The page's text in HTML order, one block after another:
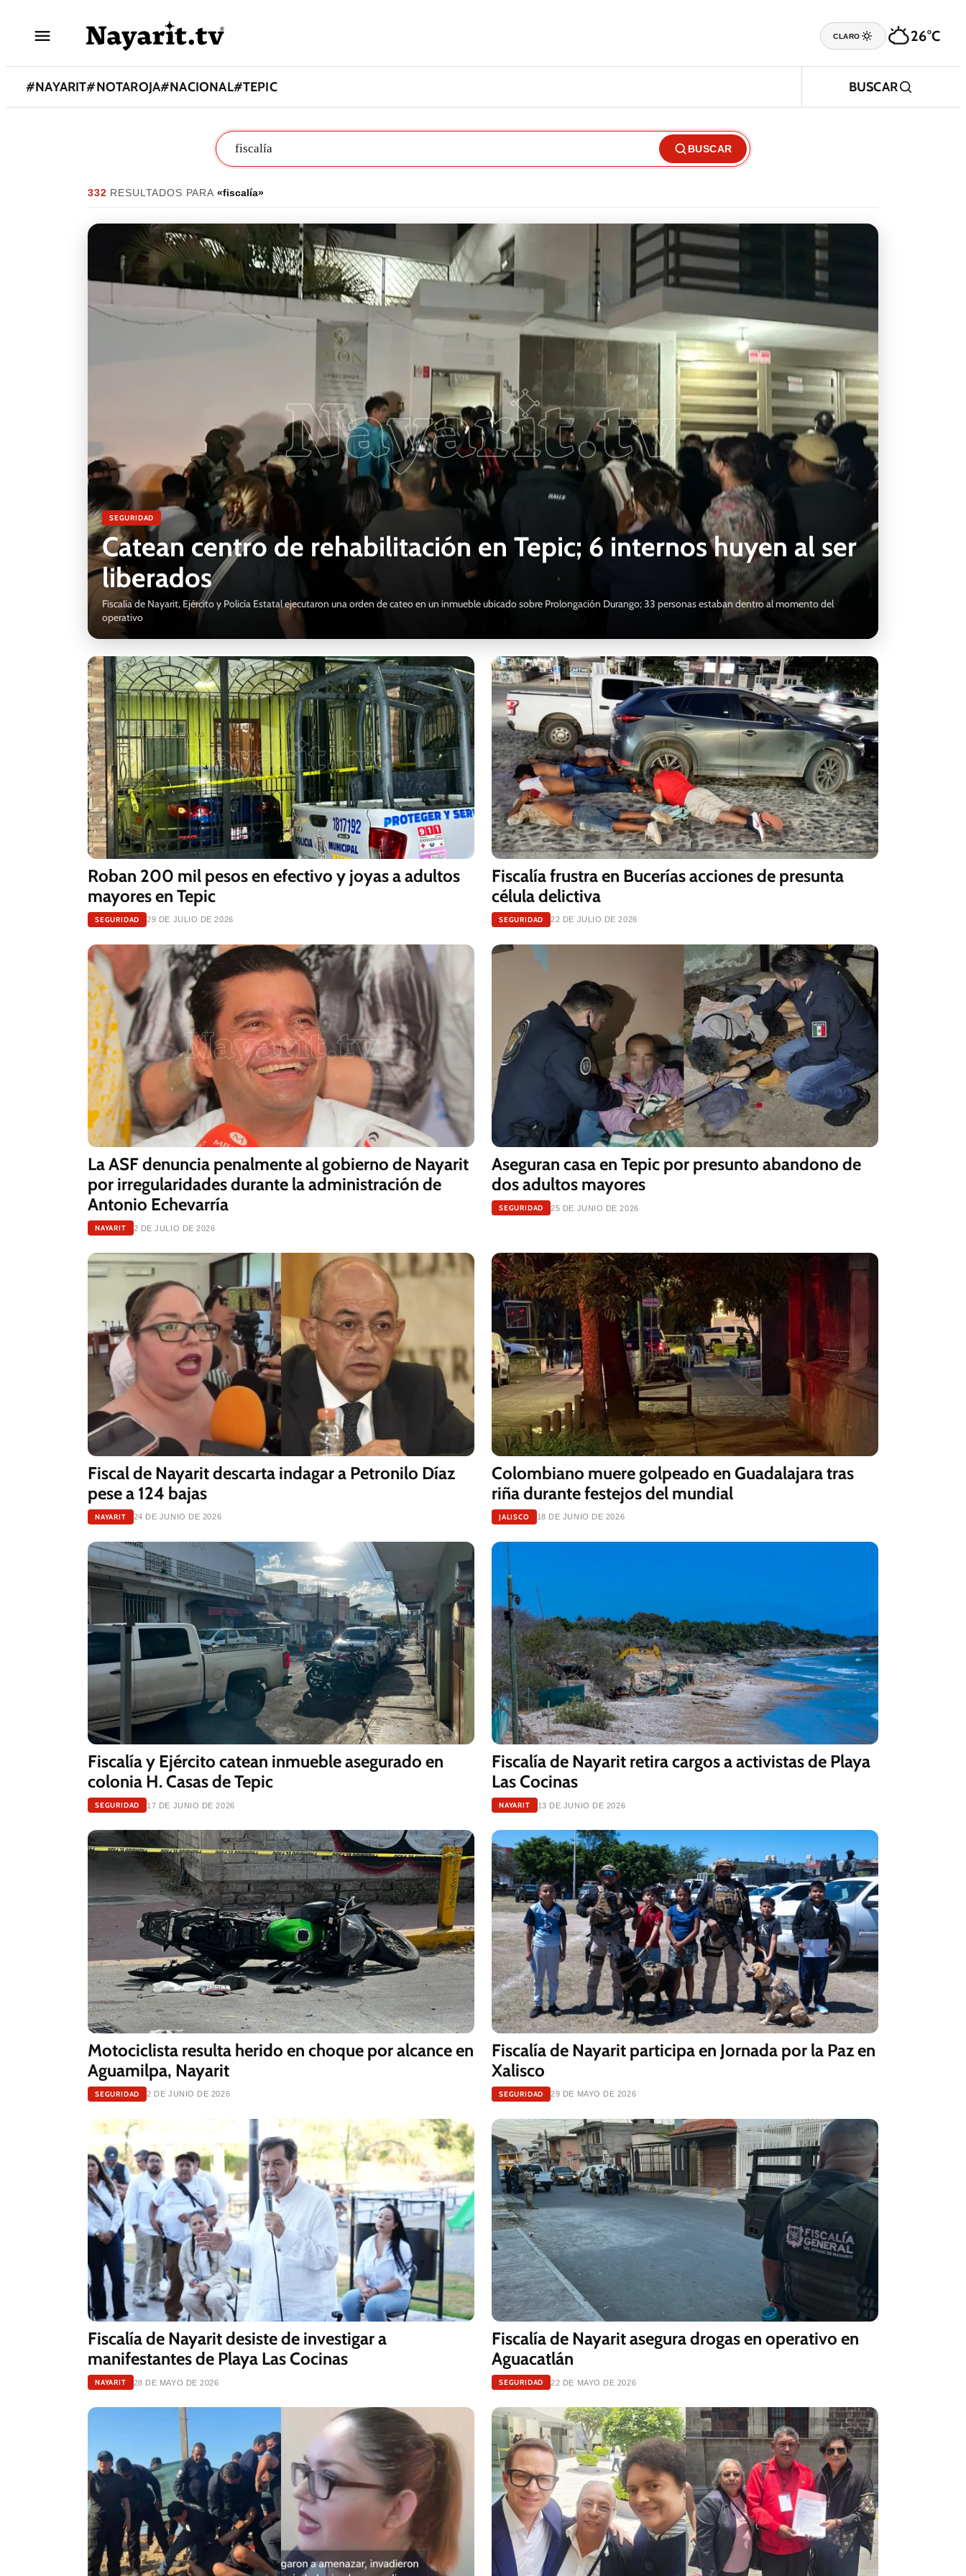
CLARO 26°C
#NAYARIT#NOTAROJA#NACIONAL#TEPIC BUSCAR
BUSCAR
332 RESULTADOS PARA «fiscalía»
SEGURIDAD
Catean centro de rehabilitación en Tepic; 6 internos huyen al ser
liberados
Fiscalía de Nayarit, Ejército y Policía Estatal ejecutaron una orden de cateo en un inmueble ubicado sobre Prolongación Durango; 33 personas estaban dentro al momento del
operativo
Roban 200 mil pesos en efectivo y joyas a adultos
mayores en Tepic
SEGURIDAD 29 DE JULIO DE 2026
Fiscalía frustra en Bucerías acciones de presunta
célula delictiva
SEGURIDAD 22 DE JULIO DE 2026
La ASF denuncia penalmente al gobierno de Nayarit
por irregularidades durante la administración de
Antonio Echevarría
NAYARIT 2 DE JULIO DE 2026
Aseguran casa en Tepic por presunto abandono de
dos adultos mayores
SEGURIDAD 25 DE JUNIO DE 2026
Fiscal de Nayarit descarta indagar a Petronilo Díaz
pese a 124 bajas
NAYARIT 24 DE JUNIO DE 2026
Colombiano muere golpeado en Guadalajara tras
riña durante festejos del mundial
JALISCO 18 DE JUNIO DE 2026
Fiscalía y Ejército catean inmueble asegurado en
colonia H. Casas de Tepic
SEGURIDAD 17 DE JUNIO DE 2026
Fiscalía de Nayarit retira cargos a activistas de Playa
Las Cocinas
NAYARIT 13 DE JUNIO DE 2026
Motociclista resulta herido en choque por alcance en
Aguamilpa, Nayarit
SEGURIDAD 2 DE JUNIO DE 2026
Fiscalía de Nayarit participa en Jornada por la Paz en
Xalisco
SEGURIDAD 29 DE MAYO DE 2026
Fiscalía de Nayarit desiste de investigar a
manifestantes de Playa Las Cocinas
NAYARIT 28 DE MAYO DE 2026
Fiscalía de Nayarit asegura drogas en operativo en
Aguacatlán
SEGURIDAD 22 DE MAYO DE 2026